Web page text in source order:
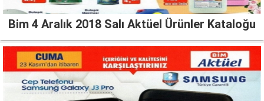
Bim 4 Aralık 2018 Salı Aktüel Ürünler Kataloğu